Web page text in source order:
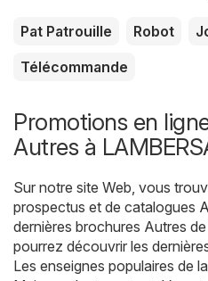
Pat Patrouille Robot
Télécommande
Promotions en
Autres à
Sur notre site Web, vous
prospectus et de catalogues
dernières brochures Autres
pourrez découvrir les
Les enseignes populaires de